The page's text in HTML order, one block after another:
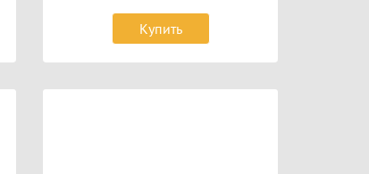
Купить